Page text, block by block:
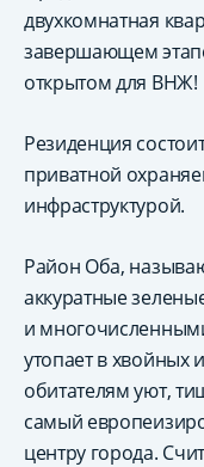
двухкомнатная
завершающем
открытом для ВНЖ!
Резиденция
приватной
инфраструктурой.
Район Оба,
аккуратные
и
утопает в хвойных
обитателям уют,
самый
центру города.